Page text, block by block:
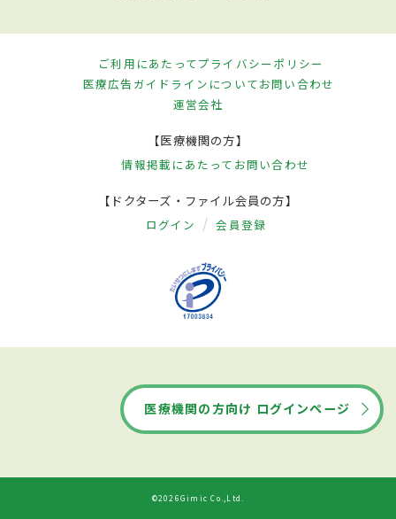
ご利用にあたってプライバシーポリシー
医療広告ガイドラインについてお問い合わせ
運営会社
【医療機関の方】
情報掲載にあたって お問い合わせ
【ドクターズ・ファイル会員の方】
ログイン 会員登録
医療機関の方向け ログインページ
©2026Gimic Co.,Ltd.